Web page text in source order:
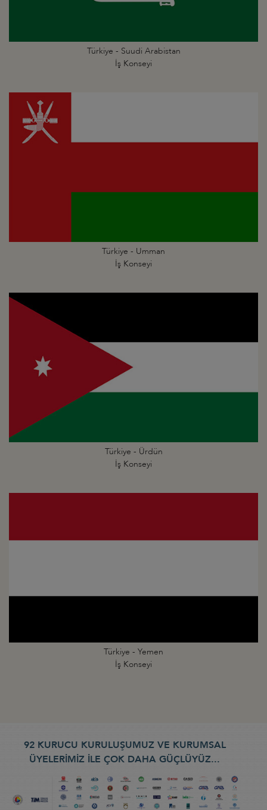
Türkiye - Suudi Arabistan
İş Konseyi
Türkiye - Umman
İş Konseyi
Türkiye - Ürdün
İş Konseyi
Türkiye - Yemen
İş Konseyi
92 KURUCU KURULUŞUMUZ VE KURUMSAL
ÜYELERİMİZ İLE ÇOK DAHA GÜÇLÜYÜZ...